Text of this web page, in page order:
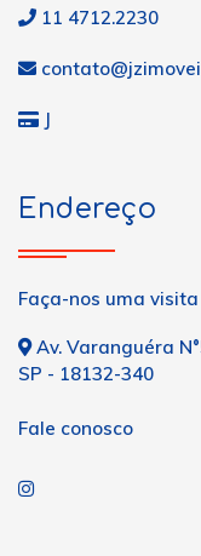
11 4712.2230
J
Endereço
Faça-nos uma visita
Av. Varanguéra
SP - 18132-340
Fale conosco